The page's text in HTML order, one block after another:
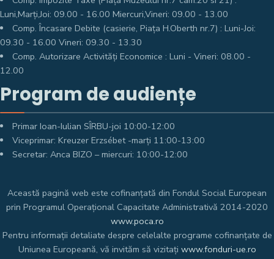
Luni,Marți,Joi: 09.00 - 16.00 Miercuri,Vineri: 09.00 - 13.00
Comp. Încasare Debite (casierie, Piața H.Oberth nr.7) : Luni-Joi:
09.30 - 16.00 Vineri: 09.30 - 13.30
Comp. Autorizare Activități Economice : Luni - Vineri: 08.00 -
12.00
Program de audiențe
Primar Ioan-Iulian SÎRBU-joi 10:00-12:00
Viceprimar: Kreuzer Erzsébet -marți 11:00-13:00
Secretar: Anca BIZO – miercuri: 10:00-12:00
Această pagină web este cofinanțată din Fondul Social European
prin Programul Operațional Capacitate Administrativă 2014-2020
www.poca.ro
Pentru informații detaliate despre celelalte programe cofinanțate de
Uniunea Europeană, vă invităm să vizitați www.fonduri-ue.ro